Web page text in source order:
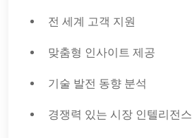
전 세계 고객 지원
맞춤형 인사이트 제공
기술 발전 동향 분석
경쟁력 있는 시장 인텔리전스